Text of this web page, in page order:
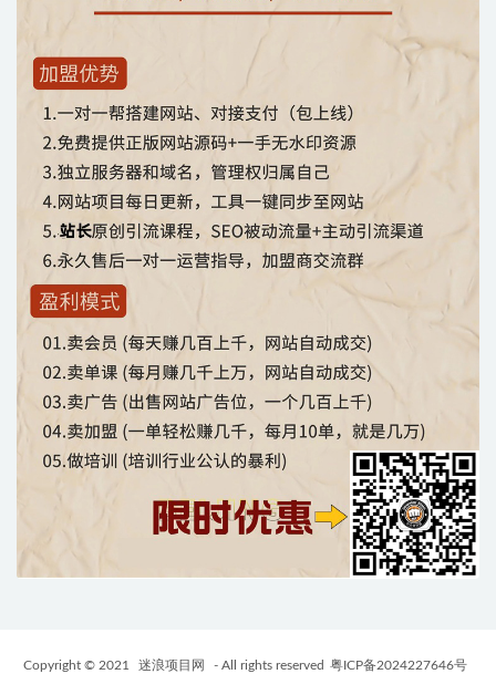
Copyright © 2021 迷浪项目网 - All rights reserved 粤ICP备2024227646号